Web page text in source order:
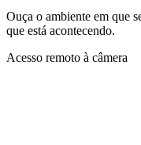
Ouça o ambiente em que
que está acontecendo.
Acesso remoto à câmera